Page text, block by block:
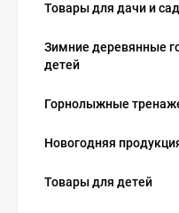
Товары для дачи и
Зимние деревянные
детей
Горнолыжные
Новогодняя
Товары для детей